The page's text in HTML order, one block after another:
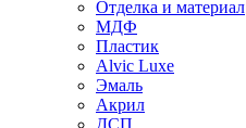
Отделка и материал
МДФ
Пластик
Alvic Luxe
Эмаль
Акрил
ДСП